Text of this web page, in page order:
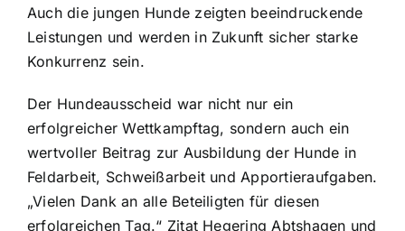
Auch die jungen Hunde zeigten beeindruckende
Leistungen und werden in Zukunft sicher starke
Konkurrenz sein.
Der Hundeausscheid war nicht nur ein
erfolgreicher Wettkampftag, sondern auch ein
wertvoller Beitrag zur Ausbildung der Hunde in
Feldarbeit, Schweißarbeit und Apportieraufgaben.
„Vielen Dank an alle Beteiligten für diesen
erfolgreichen Tag.“ Zitat Hegering Abtshagen und